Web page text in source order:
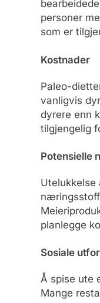
personer
som er
Kostnader
Paleo-
vanligvis
dyrere enn
tilgjengelig
Potensielle
Utelukkelse
planlegge
Sosiale
Å spise ute
Mange